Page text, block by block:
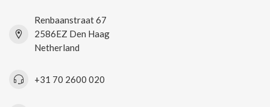
Renbaanstraat 67
2586EZ Den Haag
Netherland
+31 70 2600 020